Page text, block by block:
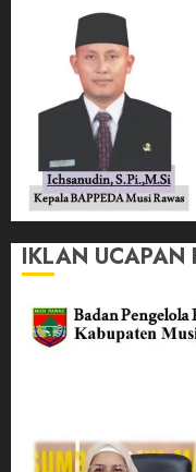
IKLAN UCAPAN